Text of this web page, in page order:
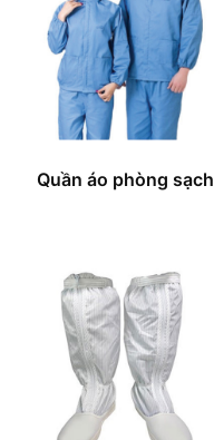
Quần áo phòng sạch